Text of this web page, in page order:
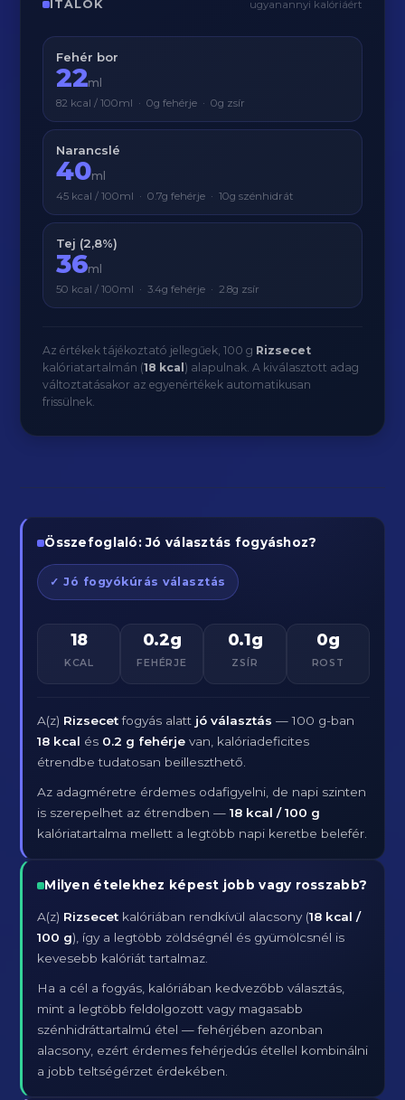
ITALOK ugyanannyi kalóriáért
Fehér bor
22ml
82 kcal / 100ml · 0g fehérje · 0g zsír
Narancslé
40ml
45 kcal / 100ml · 0.7g fehérje · 10g szénhidrát
Tej (2,8%)
36ml
50 kcal / 100ml · 3.4g fehérje · 2.8g zsír
Az értékek tájékoztató jellegűek, 100 g Rizsecet
kalóriatartalmán (18 kcal ) alapulnak. A kiválasztott adag
változtatásakor az egyenértékek automatikusan
frissülnek.
Összefoglaló: Jó választás fogyáshoz?
✓ Jó fogyókúrás választás
18
KCAL
0.2g
FEHÉRJE
0.1g
ZSÍR
0g
ROST
A(z) Rizsecetfogyás alatt jó választás — 100 g-ban
18 kcal és 0.2 g fehérje van, kalóriadeficites
étrendbe tudatosan beilleszthető.
Az adagméretre érdemes odafigyelni, de napi szinten
is szerepelhet az étrendben —18 kcal / 100 g
kalóriatartalma mellett a legtöbb napi keretbe belefér.
Milyen ételekhez képest jobb vagy rosszabb?
A(z) Rizsecet kalóriában rendkívül alacsony (18 kcal /
100 g), így a legtöbb zöldségnél és gyümölcsnél is
kevesebb kalóriát tartalmaz.
Ha a cél a fogyás, kalóriában kedvezőbb választás,
mint a legtöbb feldolgozott vagy magasabb
szénhidráttartalmú étel — fehérjében azonban
alacsony, ezért érdemes fehérjedús étellel kombinálni
a jobb teltségérzet érdekében.